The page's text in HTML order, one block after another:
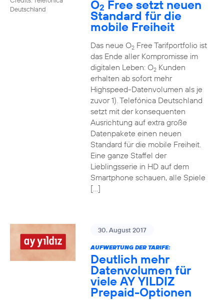
Deutschland
O2 Free setzt neuen
Standard für die
mobile Freiheit
Das neue O2Free Tarifportfolio ist
das Ende aller Kompromisse im
digitalen Leben: O2Kunden
erhalten ab sofort mehr
Highspeed-Datenvolumen als je
zuvor 1). Telefónica Deutschland
setzt mit der konsequenten
Ausrichtung auf extra große
Datenpakete einen neuen
Standard für die mobile Freiheit.
Eine ganze Staffel der
Lieblingsserie in HD auf dem
Smartphone schauen, alle Spiele
[…]
30. August 2017
AUFWERTUNG DER TARIFE:
Deutlich mehr
Datenvolumen für
viele AY YILDIZ
Prepaid-Optionen